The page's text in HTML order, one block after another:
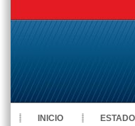
INICIO ESTADO